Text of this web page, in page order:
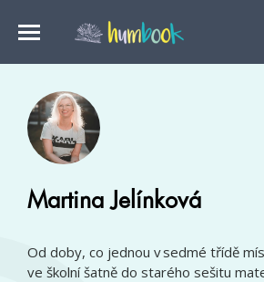
Martina Jelínková
Od doby, co jednou v sedmé třídě
ve školní šatně do starého sešitu